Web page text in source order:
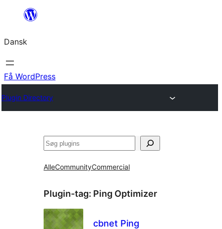
Spring
indhold
Dansk
Få WordPress
Plugin Directory
Søg
AlleCommunityCommercial
Plugin-tag: Ping Optimizer
cbnet Ping